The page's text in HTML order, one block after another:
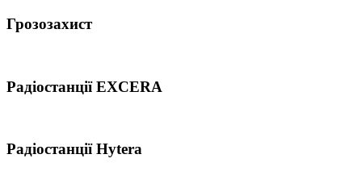
Грозозахист
Радіостанції EXCERA
Радіостанції Hytera